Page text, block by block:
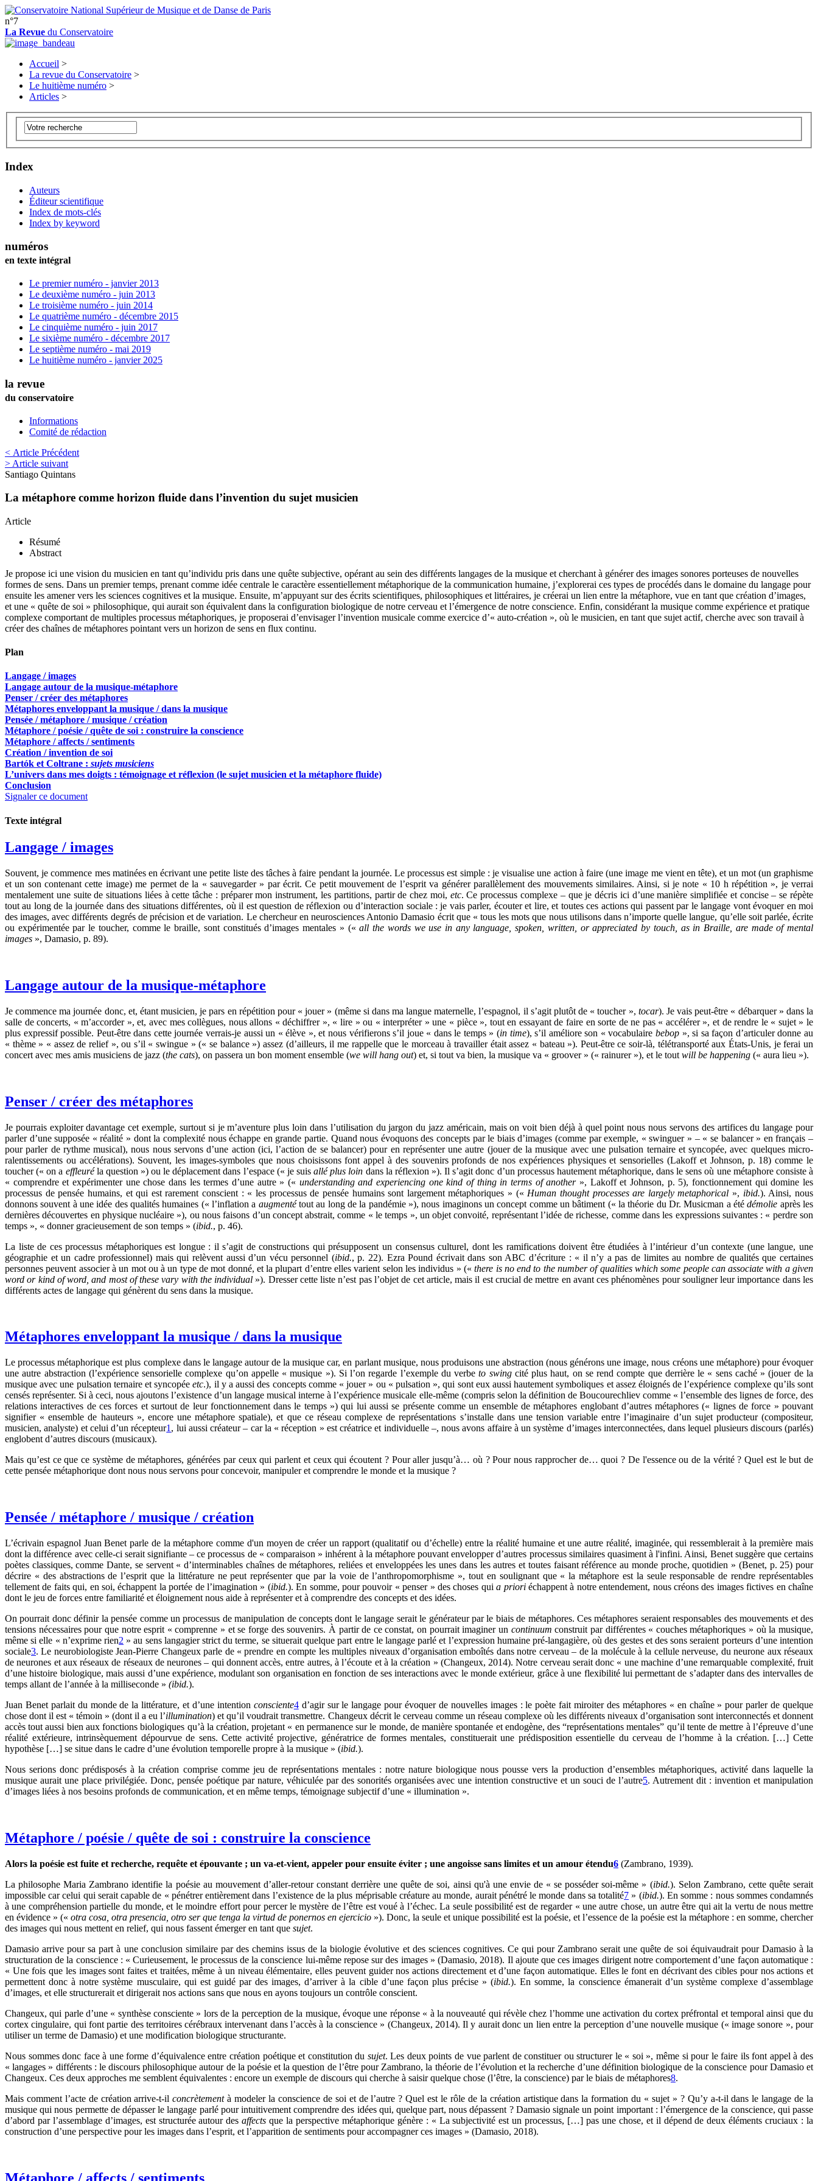
n°7
La Revue du Conservatoire
Accueil >
La revue du Conservatoire >
Le huitième numéro >
Articles >
Index
Auteurs
Éditeur scientifique
Index de mots-clés
Index by keyword
numéros
en texte intégral
Le premier numéro - janvier 2013
Le deuxième numéro - juin 2013
Le troisième numéro - juin 2014
Le quatrième numéro - décembre 2015
Le cinquième numéro - juin 2017
Le sixième numéro - décembre 2017
Le septième numéro - mai 2019
Le huitième numéro - janvier 2025
la revue
du conservatoire
Informations
Comité de rédaction
< Article Précédent
> Article suivant
Santiago Quintans
La métaphore comme horizon fluide dans l’invention du sujet musicien
Article
Résumé
Abstract
Je propose ici une vision du musicien en tant qu’individu pris dans une quête subjective, opérant au sein des différents langages de la musique et cherchant à générer des images sonores porteuses de nouvelles
formes de sens. Dans un premier temps, prenant comme idée centrale le caractère essentiellement métaphorique de la communication humaine, j’explorerai ces types de procédés dans le domaine du langage pour
ensuite les amener vers les sciences cognitives et la musique. Ensuite, m’appuyant sur des écrits scientifiques, philosophiques et littéraires, je créerai un lien entre la métaphore, vue en tant que création d’images,
et une « quête de soi » philosophique, qui aurait son équivalent dans la configuration biologique de notre cerveau et l’émergence de notre conscience. Enfin, considérant la musique comme expérience et pratique
complexe comportant de multiples processus métaphoriques, je proposerai d’envisager l’invention musicale comme exercice d’« auto-création », où le musicien, en tant que sujet actif, cherche avec son travail à
créer des chaînes de métaphores pointant vers un horizon de sens en flux continu.
Plan
Langage / images
Langage autour de la musique-métaphore
Penser / créer des métaphores
Métaphores enveloppant la musique / dans la musique
Pensée / métaphore / musique / création
Métaphore / poésie / quête de soi : construire la conscience
Métaphore / affects / sentiments
Création / invention de soi
Bartók et Coltrane : sujets musiciens
L’univers dans mes doigts : témoignage et réflexion (le sujet musicien et la métaphore fluide)
Conclusion
Signaler ce document
Texte intégral
Langage / images
Souvent, je commence mes matinées en écrivant une petite liste des tâches à faire pendant la journée. Le processus est simple : je visualise une action à faire (une image me vient en tête), et un mot (un graphisme
et un son contenant cette image) me permet de la « sauvegarder » par écrit. Ce petit mouvement de l’esprit va générer parallèlement des mouvements similaires. Ainsi, si je note « 10 h répétition », je verrai
mentalement une suite de situations liées à cette tâche : préparer mon instrument, les partitions, partir de chez moi, etc. Ce processus complexe – que je décris ici d’une manière simplifiée et concise – se répète
tout au long de la journée dans des situations différentes, où il est question de réflexion ou d’interaction sociale : je vais parler, écouter et lire, et toutes ces actions qui passent par le langage vont évoquer en moi
des images, avec différents degrés de précision et de variation. Le chercheur en neurosciences Antonio Damasio écrit que « tous les mots que nous utilisons dans n’importe quelle langue, qu’elle soit parlée, écrite
ou expérimentée par le toucher, comme le braille, sont constitués d’images mentales » («all the words we use in any language, spoken, written, or appreciated by touch, as in Braille, are made of mental
images », Damasio, p. 89).
Langage autour de la musique-métaphore
Je commence ma journée donc, et, étant musicien, je pars en répétition pour « jouer » (même si dans ma langue maternelle, l’espagnol, il s’agit plutôt de « toucher », tocar). Je vais peut-être « débarquer » dans la
salle de concerts, « m’accorder », et, avec mes collègues, nous allons « déchiffrer », « lire » ou « interpréter » une « pièce », tout en essayant de faire en sorte de ne pas « accélérer », et de rendre le « sujet » le
plus expressif possible. Peut-être dans cette journée verrais-je aussi un « élève », et nous vérifierons s’il joue « dans le temps » (in time), s’il améliore son « vocabulairebebop », si sa façon d’articuler donne au
« thème » « assez de relief », ou s’il « swingue » (« se balance ») assez (d’ailleurs, il me rappelle que le morceau à travailler était assez « bateau »). Peut-être ce soir-là, télétransporté aux États-Unis, je ferai un
concert avec mes amis musiciens de jazz (the cats), on passera un bon moment ensemble (we will hang out) et, si tout va bien, la musique va « groover » (« rainurer »), et le tout will be happening (« aura lieu »).
Penser / créer des métaphores
Je pourrais exploiter davantage cet exemple, surtout si je m’aventure plus loin dans l’utilisation du jargon du jazz américain, mais on voit bien déjà à quel point nous nous servons des artifices du langage pour
parler d’une supposée « réalité » dont la complexité nous échappe en grande partie. Quand nous évoquons des concepts par le biais d’images (comme par exemple, « swinguer » – « se balancer » en français –
pour parler de rythme musical), nous nous servons d’une action (ici, l’action de se balancer) pour en représenter une autre (jouer de la musique avec une pulsation ternaire et syncopée, avec quelques micro-
ralentissements ou accélérations). Souvent, les images-symboles que nous choisissons font appel à des souvenirs profonds de nos expériences physiques et sensorielles (Lakoff et Johnson, p. 18) comme le
toucher (« on a effleuréla question ») ou le déplacement dans l’espace (« je suisallé plus loin dans la réflexion »). Il s’agit donc d’un processus hautement métaphorique, dans le sens où une métaphore consiste à
« comprendre et expérimenter une chose dans les termes d’une autre » (« understanding and experiencing one kind of thing in terms of another», Lakoff et Johnson, p. 5), fonctionnement qui domine les
processus de pensée humains, et qui est rarement conscient : « les processus de pensée humains sont largement métaphoriques » (« Human thought processes are largely metaphorical », ibid.). Ainsi, nous
donnons souvent à une idée des qualités humaines (« l’inflation a augmentétout au long de la pandémie »), nous imaginons un concept comme un bâtiment (« la théorie du Dr. Musicman a étédémolie après les
dernières découvertes en physique nucléaire »), ou nous faisons d’un concept abstrait, comme « le temps », un objet convoité, représentant l’idée de richesse, comme dans les expressions suivantes : « perdre son
temps », « donner gracieusement de son temps » (ibid., p. 46).
La liste de ces processus métaphoriques est longue : il s’agit de constructions qui présupposent un consensus culturel, dont les ramifications doivent être étudiées à l’intérieur d’un contexte (une langue, une
géographie et un cadre professionnel) mais qui relèvent aussi d’un vécu personnel (ibid., p. 22). Ezra Pound écrivait dans son ABC d’écriture : « il n’y a pas de limites au nombre de qualités que certaines
personnes peuvent associer à un mot ou à un type de mot donné, et la plupart d’entre elles varient selon les individus » («there is no end to the number of qualities which some people can associate with a given
word or kind of word, and most of these vary with the individual »). Dresser cette liste n’est pas l’objet de cet article, mais il est crucial de mettre en avant ces phénomènes pour souligner leur importance dans les
différents actes de langage qui génèrent du sens dans la musique.
Métaphores enveloppant la musique / dans la musique
Le processus métaphorique est plus complexe dans le langage autour de la musique car, en parlant musique, nous produisons une abstraction (nous générons une image, nous créons une métaphore) pour évoquer
une autre abstraction (l’expérience sensorielle complexe qu’on appelle « musique »). Si l’on regarde l’exemple du verbeto swingcité plus haut, on se rend compte que derrière le « sens caché » (jouer de la
musique avec une pulsation ternaire et syncopéeetc.), il y a aussi des concepts comme « jouer » ou « pulsation », qui sont eux aussi hautement symboliques et assez éloignés de l’expérience complexe qu’ils sont
censés représenter. Si à ceci, nous ajoutons l’existence d’un langage musical interne à l’expérience musicale elle-même (compris selon la définition de Boucourechliev comme « l’ensemble des lignes de force, des
relations interactives de ces forces et surtout de leur fonctionnement dans le temps ») qui lui aussi se présente comme un ensemble de métaphores englobant d’autres métaphores (« lignes de force » pouvant
signifier « ensemble de hauteurs », encore une métaphore spatiale), et que ce réseau complexe de représentations s’installe dans une tension variable entre l’imaginaire d’un sujet producteur (compositeur,
musicien, analyste) et celui d’un récepteur1 , lui aussi créateur – car la « réception » est créatrice et individuelle –, nous avons affaire à un système d’images interconnectées, dans lequel plusieurs discours (parlés)
englobent d’autres discours (musicaux).
Mais qu’est ce que ce système de métaphores, générées par ceux qui parlent et ceux qui écoutent ? Pour aller jusqu’à… où ? Pour nous rapprocher de… quoi ? De l'essence ou de la vérité ? Quel est le but de
cette pensée métaphorique dont nous nous servons pour concevoir, manipuler et comprendre le monde et la musique ?
Pensée / métaphore / musique / création
L’écrivain espagnol Juan Benet parle de la métaphore comme d'un moyen de créer un rapport (qualitatif ou d’échelle) entre la réalité humaine et une autre réalité, imaginée, qui ressemblerait à la première mais
dont la différence avec celle-ci serait signifiante – ce processus de « comparaison » inhérent à la métaphore pouvant envelopper d’autres processus similaires quasiment à l'infini. Ainsi, Benet suggère que certains
poètes classiques, comme Dante, se servent « d’interminables chaînes de métaphores, reliées et enveloppées les unes dans les autres et toutes faisant référence au monde proche, quotidien » (Benet, p. 25) pour
décrire « des abstractions de l’esprit que la littérature ne peut représenter que par la voie de l’anthropomorphisme », tout en soulignant que « la métaphore est la seule responsable de rendre représentables
tellement de faits qui, en soi, échappent la portée de l’imagination » (ibid.). En somme, pour pouvoir « penser » des choses quia prioriéchappent à notre entendement, nous créons des images fictives en chaîne
dont le jeu de forces entre familiarité et éloignement nous aide à représenter et à comprendre des concepts et des idées.
On pourrait donc définir la pensée comme un processus de manipulation de concepts dont le langage serait le générateur par le biais de métaphores. Ces métaphores seraient responsables des mouvements et des
tensions nécessaires pour que notre esprit « comprenne » et se forge des souvenirs. À partir de ce constat, on pourrait imaginer un continuum construit par différentes « couches métaphoriques » où la musique,
même si elle « n’exprime rien2 » au sens langagier strict du terme, se situerait quelque part entre le langage parlé et l’expression humaine pré-langagière, où des gestes et des sons seraient porteurs d’une intention
sociale3. Le neurobiologiste Jean-Pierre Changeux parle de « prendre en compte les multiples niveaux d’organisation emboîtés dans notre cerveau – de la molécule à la cellule nerveuse, du neurone aux réseaux
de neurones et aux réseaux de réseaux de neurones – qui donnent accès, entre autres, à l’écoute et à la création » (Changeux, 2014). Notre cerveau serait donc « une machine d’une remarquable complexité, fruit
d’une histoire biologique, mais aussi d’une expérience, modulant son organisation en fonction de ses interactions avec le monde extérieur, grâce à une flexibilité lui permettant de s’adapter dans des intervalles de
temps allant de l’année à la milliseconde » (ibid.).
Juan Benet parlait du monde de la littérature, et d’une intention consciente4d’agir sur le langage pour évoquer de nouvelles images : le poète fait miroiter des métaphores « en chaîne » pour parler de quelque
chose dont il est « témoin » (dont il a eu l’illumination) et qu’il voudrait transmettre. Changeux décrit le cerveau comme un réseau complexe où les différents niveaux d’organisation sont interconnectés et donnent
accès tout aussi bien aux fonctions biologiques qu’à la création, projetant « en permanence sur le monde, de manière spontanée et endogène, des “représentations mentales” qu’il tente de mettre à l’épreuve d’une
réalité extérieure, intrinsèquement dépourvue de sens. Cette activité projective, génératrice de formes mentales, constituerait une prédisposition essentielle du cerveau de l’homme à la création. […] Cette
hypothèse […] se situe dans le cadre d’une évolution temporelle propre à la musique » (ibid.).
Nous serions donc prédisposés à la création comprise comme jeu de représentations mentales : notre nature biologique nous pousse vers la production d’ensembles métaphoriques, activité dans laquelle la
musique aurait une place privilégiée. Donc, pensée poétique par nature, véhiculée par des sonorités organisées avec une intention constructive et un souci de l’autre5. Autrement dit : invention et manipulation
d’images liées à nos besoins profonds de communication, et en même temps, témoignage subjectif d’une « illumination ».
Métaphore / poésie / quête de soi : construire la conscience
Alors la poésie est fuite et recherche, requête et épouvante ; un va-et-vient, appeler pour ensuite éviter ; une angoisse sans limites et un amour étendu6 (Zambrano, 1939).
La philosophe Maria Zambrano identifie la poésie au mouvement d’aller-retour constant derrière une quête de soi, ainsi qu'à une envie de « se posséder soi-même » (ibid.). Selon Zambrano, cette quête serait
impossible car celui qui serait capable de « pénétrer entièrement dans l’existence de la plus méprisable créature au monde, aurait pénétré le monde dans sa totalité7 » (ibid.). En somme : nous sommes condamnés
à une compréhension partielle du monde, et le moindre effort pour percer le mystère de l’être est voué à l’échec. La seule possibilité est de regarder « une autre chose, un autre être qui ait la vertu de nous mettre
en évidence » (« otra cosa, otra presencia, otro ser que tenga la virtud de ponernos en ejercicio »). Donc, la seule et unique possibilité est la poésie, et l’essence de la poésie est la métaphore : en somme, chercher
des images qui nous mettent en relief, qui nous fassent émerger en tant que sujet.
Damasio arrive pour sa part à une conclusion similaire par des chemins issus de la biologie évolutive et des sciences cognitives. Ce qui pour Zambrano serait une quête de soi équivaudrait pour Damasio à la
structuration de la conscience : « Curieusement, le processus de la conscience lui-même repose sur des images » (Damasio, 2018). Il ajoute que ces images dirigent notre comportement d’une façon automatique :
« Une fois que les images sont faites et traitées, même à un niveau élémentaire, elles peuvent guider nos actions directement et d’une façon automatique. Elles le font en décrivant des cibles pour nos actions et
permettent donc à notre système musculaire, qui est guidé par des images, d’arriver à la cible d’une façon plus précise » (ibid.). En somme, la conscience émanerait d’un système complexe d’assemblage
d’images, et elle structurerait et dirigerait nos actions sans que nous en ayons toujours un contrôle conscient.
Changeux, qui parle d’une « synthèse consciente » lors de la perception de la musique, évoque une réponse « à la nouveauté qui révèle chez l’homme une activation du cortex préfrontal et temporal ainsi que du
cortex cingulaire, qui font partie des territoires cérébraux intervenant dans l’accès à la conscience » (Changeux, 2014). Il y aurait donc un lien entre la perception d’une nouvelle musique (« image sonore », pour
utiliser un terme de Damasio) et une modification biologique structurante.
Nous sommes donc face à une forme d’équivalence entre création poétique et constitution du sujet. Les deux points de vue parlent de constituer ou structurer le « soi », même si pour le faire ils font appel à des
« langages » différents : le discours philosophique autour de la poésie et la question de l’être pour Zambrano, la théorie de l’évolution et la recherche d’une définition biologique de la conscience pour Damasio et
Changeux. Ces deux approches me semblent équivalentes : encore un exemple de discours qui cherche à saisir quelque chose (l’être, la conscience) par le biais de métaphores8.
Mais comment l’acte de création arrive-t-ilconcrètementà modeler la conscience de soi et de l’autre ? Quel est le rôle de la création artistique dans la formation du « sujet » ? Qu’y a-t-il dans le langage de la
musique qui nous permette de dépasser le langage parlé pour intuitivement comprendre des idées qui, quelque part, nous dépassent ? Damasio signale un point important : l’émergence de la conscience, qui passe
d’abord par l’assemblage d’images, est structurée autour desaffectsque la perspective métaphorique génère : « La subjectivité est un processus, […] pas une chose, et il dépend de deux éléments cruciaux : la
construction d’une perspective pour les images dans l’esprit, et l’apparition de sentiments pour accompagner ces images » (Damasio, 2018).